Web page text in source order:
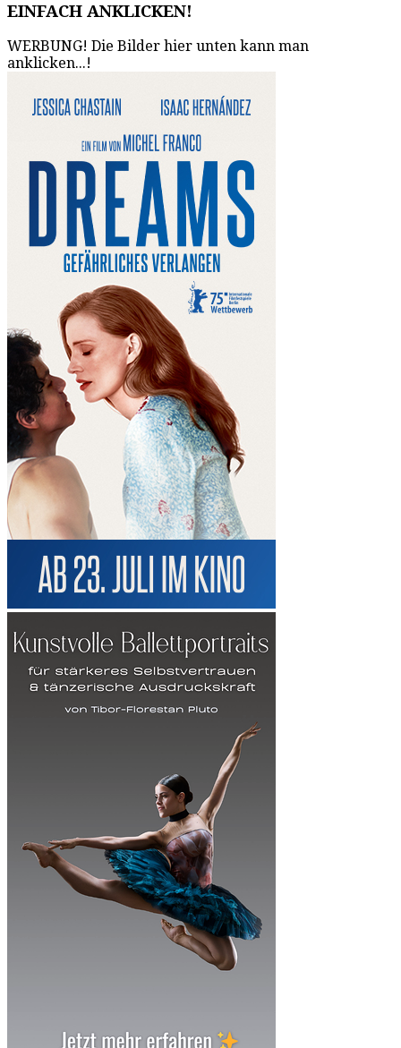
EINFACH ANKLICKEN!
WERBUNG! Die Bilder hier unten kann man
anklicken...!